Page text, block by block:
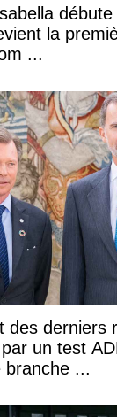
la
...
des derniers
un test
branche ...